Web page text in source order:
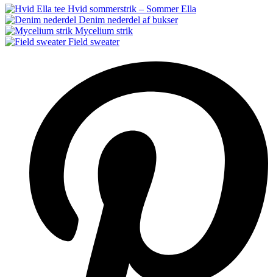
Hvid sommerstrik – Sommer Ella
Denim nederdel af bukser
Mycelium strik
Field sweater